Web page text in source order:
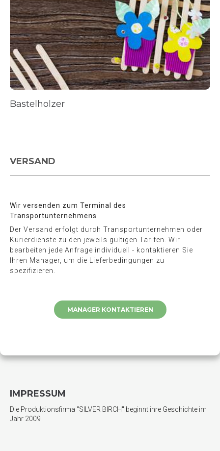
Bastelholzer
VERSAND
Wir versenden zum Terminal des
Transportunternehmens
Der Versand erfolgt durch Transportunternehmen oder
Kurierdienste zu den jeweils gültigen Tarifen. Wir
bearbeiten jede Anfrage individuell - kontaktieren Sie
Ihren Manager, um die Lieferbedingungen zu
spezifizieren.
MANAGER KONTAKTIEREN
IMPRESSUM
Die Produktionsfirma "SILVER BIRCH" beginnt ihre Geschichte im
Jahr 2009